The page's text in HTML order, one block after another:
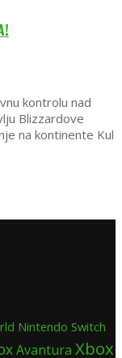
kontrolu nad
Blizzardove
na kontinente Kul
Nintendo Switch
Avantura Xbox